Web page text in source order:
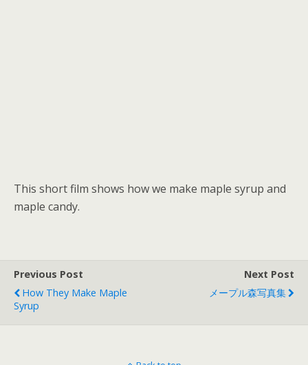
This short film shows how we make maple syrup and
maple candy.
Previous Post
How They Make Maple
Syrup
Next Post
メープル森写真集